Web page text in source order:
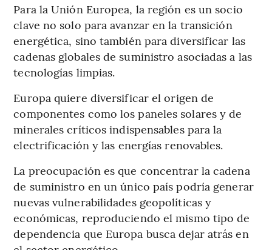
Para la Unión Europea, la región es un socio
clave no solo para avanzar en la transición
energética, sino también para diversificar las
cadenas globales de suministro asociadas a las
tecnologías limpias.
Europa quiere diversificar el origen de
componentes como los paneles solares y de
minerales críticos indispensables para la
electrificación y las energías renovables.
La preocupación es que concentrar la cadena
de suministro en un único país podría generar
nuevas vulnerabilidades geopolíticas y
económicas, reproduciendo el mismo tipo de
dependencia que Europa busca dejar atrás en